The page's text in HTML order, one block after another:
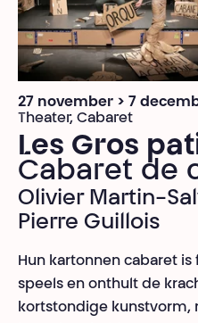
27 november > 7
Theater, Cabaret
Les Gros
Cabaret de
Olivier Martin-
Pierre Guillois
Hun kartonnen cabaret
speels en onthult de
kortstondige kunstvorm,